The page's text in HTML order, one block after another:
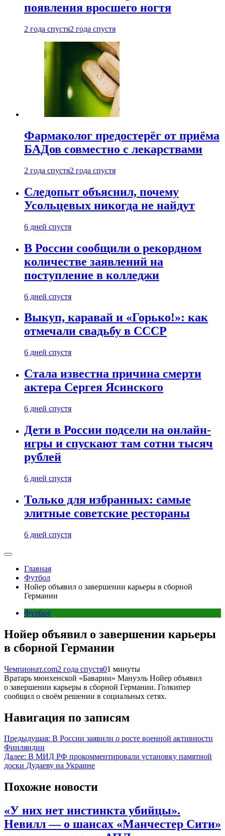
появления вросшего ногтя
2 года спустя2 года спустя
Фармаколог предостерёг от приёма
БАДов совместно с лекарствами
2 года спустя2 года спустя
Следопыт объяснил, почему
Усольцевых никогда не найдут
6 дней спустя
В России сообщили о рекордном
количестве заявлений на
поступление в колледжи
6 дней спустя
Выкуп, каравай и «Горько!»: как
отмечали свадьбу в СССР
6 дней спустя
Стала известна причина смерти
актера Сергея Ясинского
6 дней спустя
Дети в России подсели на онлайн-
игры и спускают там сотни тысяч
рублей
6 дней спустя
Только для избранных: самые
элитные советские рестораны
6 дней спустя
Главная
Футбол
Нойер объявил о завершении карьеры в сборной
Германии
Футбол
Нойер объявил о завершении карьеры
в сборной Германии
Чемпионат.com2 года спустя01 минуты
Вратарь мюнхенской «Баварии» Мануэль Нойер объявил
о завершении карьеры в сборной Германии. Голкипер
сообщил о своём решении в социальных сетях.
Навигация по записям
Предыдущая: В России заявили о росте военной активности
Финляндии
Далее: В МИД РФ прокомментировали установку памятной
доски Дудаеву на Украине
Похожие новости
«У них нет инстинкта убийцы».
Невилл — о шансах «Манчестер Сити»